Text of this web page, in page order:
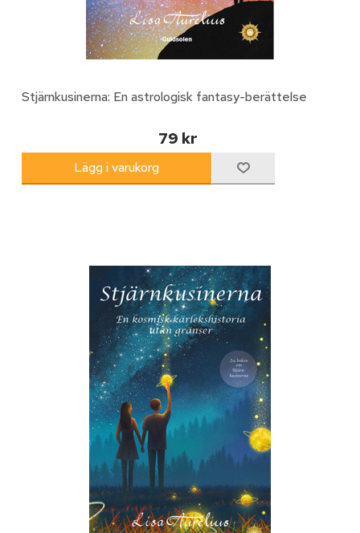
Stjärnkusinerna: En astrologisk fantasy-berättelse
79 kr